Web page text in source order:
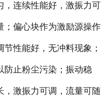
，连续性能好，激振力可
；偏心块作为激励源操作
性能好，无冲料现象；
防止粉尘污染；振动稳
，激振力可调，流量可随